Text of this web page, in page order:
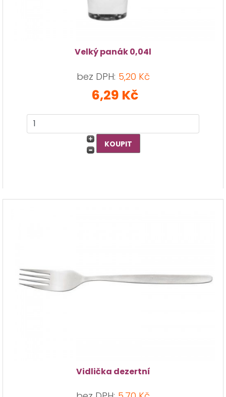
Velký panák 0,04l
bez DPH: 5,20 Kč
6,29 Kč
Vidlička dezertní